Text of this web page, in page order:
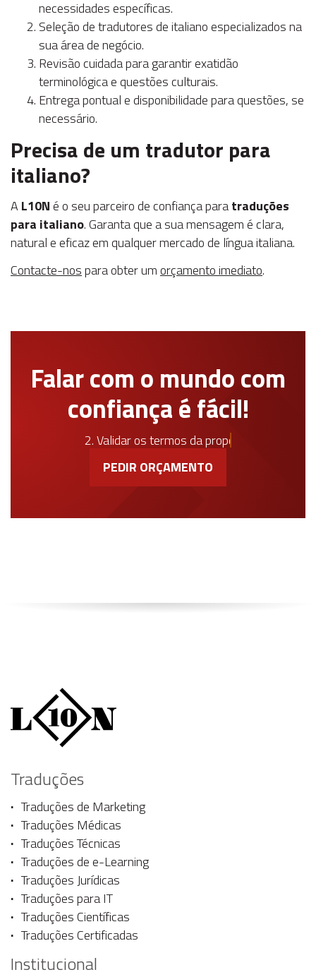
necessidades específicas.
Seleção de tradutores de italiano especializados na
sua área de negócio.
Revisão cuidada para garantir exatidão
terminológica e questões culturais.
Entrega pontual e disponibilidade para questões, se
necessário.
Precisa de um tradutor para
italiano?
A L10Né o seu parceiro de confiança paratraduções
para italiano. Garanta que a sua mensagem é clara,
natural e eficaz em qualquer mercado de língua italiana.
Contacte-nospara obter umorçamento imediato.
Falar com o mundo com
confiança é fácil!
1. Pedir um orçamento
2. Validar os termos da proposta
PEDIR ORÇAMENTO
Traduções
Traduções de Marketing
Traduções Médicas
Traduções Técnicas
Traduções de e-Learning
Traduções Jurídicas
Traduções para IT
Traduções Científicas
Traduções Certificadas
Institucional